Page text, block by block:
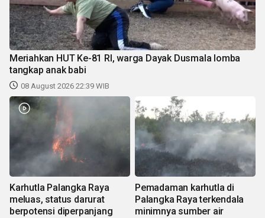
Meriahkan HUT Ke-81 RI, warga Dayak Dusmala lomba
tangkap anak babi
08 August 2026 22:39 WIB
Karhutla Palangka Raya
meluas, status darurat
berpotensi diperpanjang
Pemadaman karhutla di
Palangka Raya terkendala
minimnya sumber air